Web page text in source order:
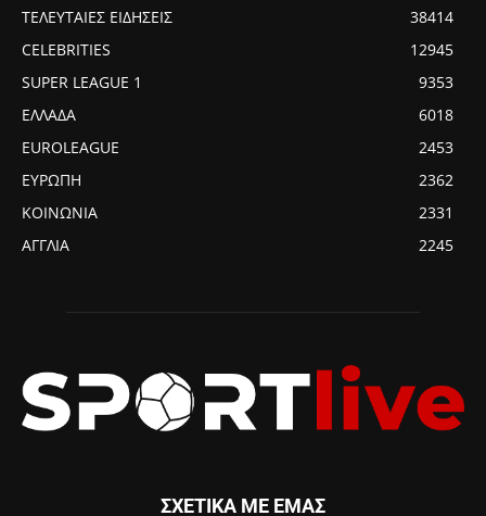
ΤΕΛΕΥΤΑΙΕΣ ΕΙΔΗΣΕΙΣ
38414
CELEBRITIES
12945
SUPER LEAGUE 1
9353
ΕΛΛΑΔΑ
6018
EUROLEAGUE
2453
ΕΥΡΩΠΗ
2362
ΚΟΙΝΩΝΙΑ
2331
ΑΓΓΛΙΑ
2245
ΣΧΕΤΙΚΑ ΜΕ ΕΜΑΣ